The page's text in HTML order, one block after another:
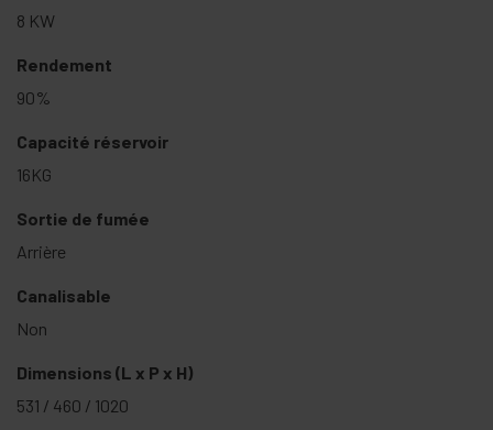
8 KW
Rendement
90%
Capacité réservoir
16KG
Sortie de fumée
Arrière
Canalisable
Non
Dimensions (L x P x H)
531 / 460 / 1020